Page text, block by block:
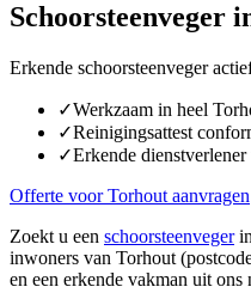
Schoorsteenveger
Erkende schoorsteenveger
✓Werkzaam in heel
✓Reinigingsattest
✓Erkende
Offerte voor Torhout aanvragen
Zoekt u een schoorsteenvegerin
inwoners van Torhout
en een erkende vakman uit